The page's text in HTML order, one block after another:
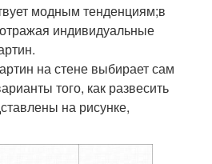
модным тенденциям;в
индивидуальные
на стене выбирает сам
того, как развесить
на рисунке,